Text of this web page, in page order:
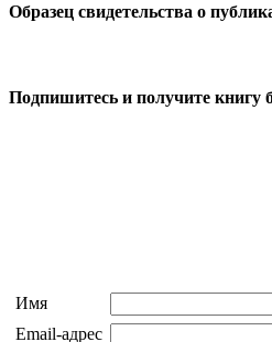
Образец свидетельства о
Подпишитесь и получите книгу
Имя
Email-адрес